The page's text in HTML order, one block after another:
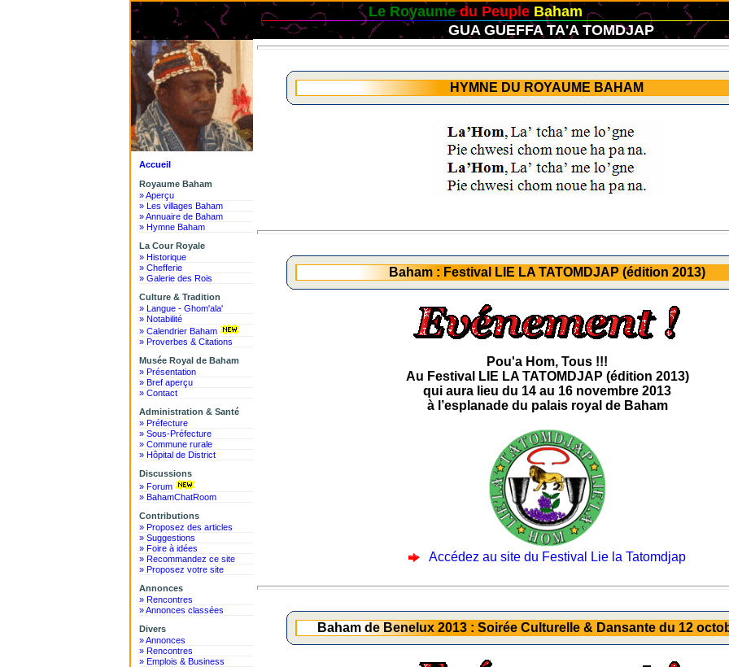
Le Royaumedu PeupleBaham
GUA GUEFFA TA'A TOMDJAP
Accueil
Royaume Baham
» Aperçu
» Les villages Baham
» Annuaire de Baham
» Hymne Baham
La Cour Royale
» Historique
» Chefferie
» Galerie des Rois
Culture & Tradition
» Langue - Ghom'ala'
» Notabilité
» Calendrier Baham
» Proverbes & Citations
Musée Royal de Baham
» Présentation
» Bref aperçu
» Contact
Administration & Santé
» Préfecture
» Sous-Préfecture
» Commune rurale
» Hôpital de District
Discussions
» Forum
» BahamChatRoom
Contributions
» Proposez des articles
» Suggestions
» Foire à idées
» Recommandez ce site
» Proposez votre site
Annonces
» Rencontres
» Annonces classées
Divers
» Annonces
» Rencontres
» Emplois & Business
HYMNE DU ROYAUME BAHAM
Baham : Festival LIE LA TATOMDJAP (édition 2013)
Pou'a Hom, Tous !!!
Au Festival LIE LA TATOMDJAP (édition 2013)
qui aura lieu du 14 au 16 novembre 2013
à l’esplanade du palais royal de Baham
Accédez au site du Festival Lie la Tatomdjap
Baham de Benelux 2013 : Soirée Culturelle & Dansante du 12